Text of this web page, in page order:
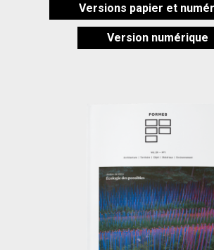
Versions papier et
Version numérique